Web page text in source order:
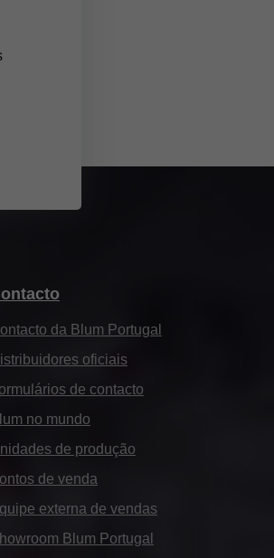
da Blum Portugal
oficiais
de contacto
no mundo
de produção
de venda
externa de vendas
Blum Portugal